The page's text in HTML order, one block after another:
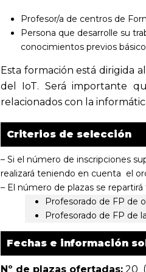
Profesor/a de centros de
Persona que desarrolle su
conocimientos previos
Esta formación está dirigida
del IoT. Será importante
relacionados con la
Criterios de selección
– Si el número de inscripciones
realizará teniendo en cuenta el
– El número de plazas se
Profesorado de FP de
Profesorado de FP de
Fechas e información
Nº de plazas ofertadas: 20